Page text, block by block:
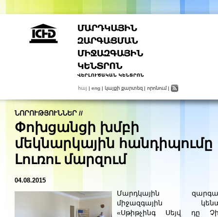
հայ | eng | կայքի քարտեզ | որոնում|
ՆՈՐՈՒԹՅՈՒՆՆԵՐ //
Փոխցանցի խմբի
մեկնարկային հանդիպումը
Լուռու մարզում
04.08.2015
Մարդկային
միջազգային
«Սթիթչինգ Սեյվ դը